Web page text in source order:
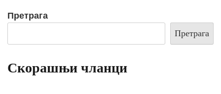
Претрага
Претрага
Скорашњи чланци